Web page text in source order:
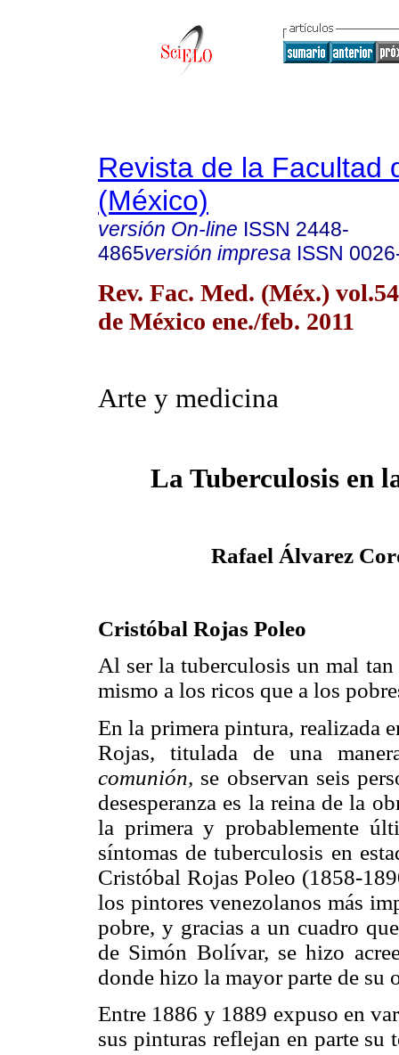
Revista de la Facultad
(México)
versión On-line ISSN 2448-
4865versión impresa ISSN
Rev. Fac. Med. (Méx.)
de México ene./feb. 2011
Arte y medicina
La Tuberculosis en
Rafael Álvarez
Cristóbal Rojas Poleo
Al ser la tuberculosis un mal
mismo a los ricos que a los
En la primera pintura, realizada
Rojas, titulada de una
comunión, se observan seis
desesperanza es la reina de la
la primera y probablemente
síntomas de tuberculosis en
Cristóbal Rojas Poleo (1858-
los pintores venezolanos más
pobre, y gracias a un cuadro
de Simón Bolívar, se hizo
donde hizo la mayor parte de su
Entre 1886 y 1889 expuso en
sus pinturas reflejan en parte